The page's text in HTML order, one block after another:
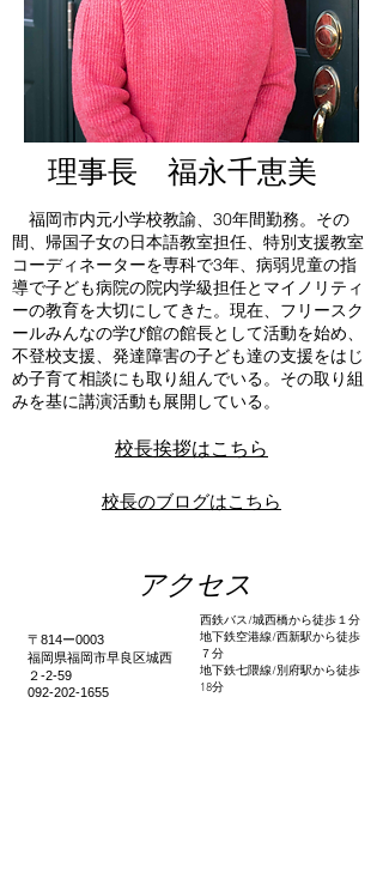
​理事長 福永千恵美
福岡市内元小学校教諭、30年間勤務。 その
間、帰国子女の日本語教室担任、特別支援教室
コーディネーターを専科で3年、病弱児童の指
導で子ども病院の院内学級担任とマイノリティ
ーの教育を大切にしてきた。 現在、フリースク
ールみんなの学び館の館長として活動を始め、
不登校支援、発達障害の子ども達の支援をはじ
め子育て相談にも取り組んでいる。その取り組
みを基に講演活動も展開している。
校長挨拶はこちら
校長のブログはこちら
アクセス
〒814ー0003
福岡県福岡市早良区城西
２-2-59
​092-202-1655
西鉄バス/城西橋から徒歩１分
地下鉄空港線/西新駅から徒歩
７分
地下鉄七隈線/別府駅から徒歩
18分